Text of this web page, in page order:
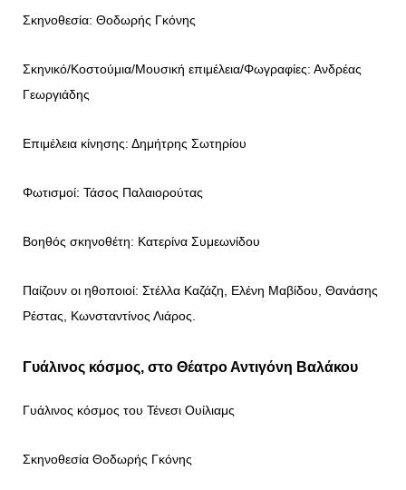
Σκηνοθεσία: Θοδωρής Γκόνης
Σκηνικό/Κοστούμια/Μουσική επιμέλεια/Φωγραφίες: Ανδρέας
Γεωργιάδης
Επιμέλεια κίνησης: Δημήτρης Σωτηρίου
Φωτισμοί: Τάσος Παλαιορούτας
Βοηθός σκηνοθέτη: Κατερίνα Συμεωνίδου
Παίζουν οι ηθοποιοί: Στέλλα Καζάζη, Ελένη Μαβίδου, Θανάσης
Ρέστας, Κωνσταντίνος Λιάρος.
Γυάλινος κόσμος, στο Θέατρο Αντιγόνη Βαλάκου
Γυάλινος κόσμος του Τένεσι Ουίλιαμς
Σκηνοθεσία Θοδωρής Γκόνης